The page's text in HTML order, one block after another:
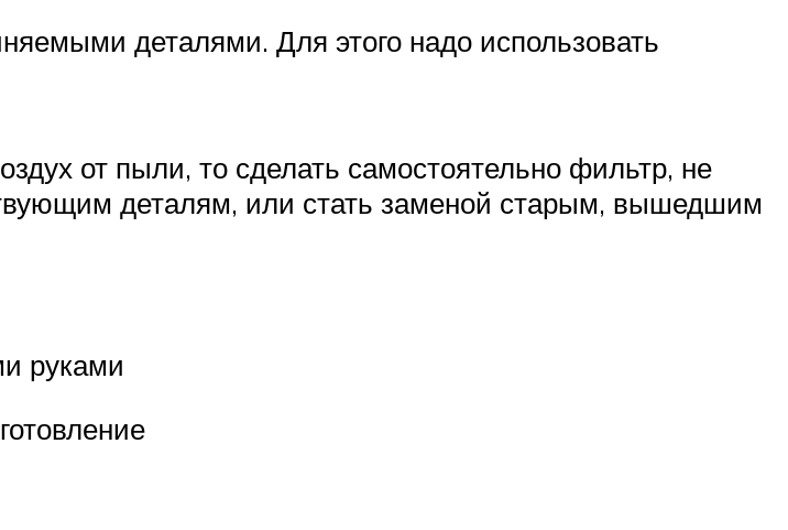
деталями. Для этого надо использовать
от пыли, то сделать самостоятельно фильтр, не
деталям, или стать заменой старым, вышедшим
руками